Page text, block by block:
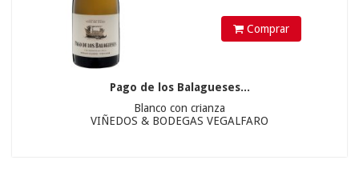
Comprar
Pago de los Balagueses...
Blanco con crianza
VIÑEDOS & BODEGAS VEGALFARO
18.5€